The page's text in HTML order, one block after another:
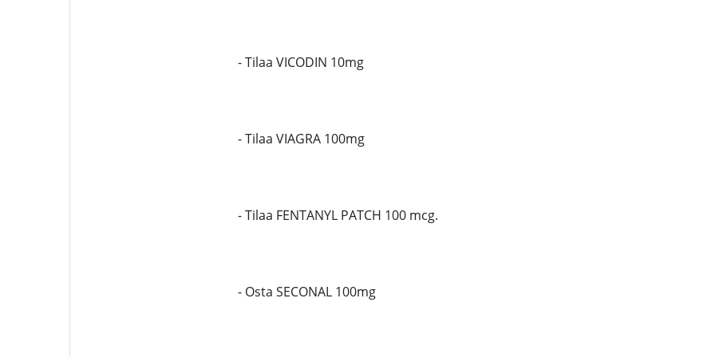
- Tilaa VICODIN 10mg
- Tilaa VIAGRA 100mg
- Tilaa FENTANYL PATCH 100 mcg.
- Osta SECONAL 100mg